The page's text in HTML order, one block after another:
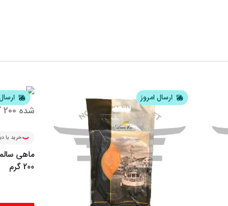
ارسال امروز
خرید با
ماهی
200 گرم